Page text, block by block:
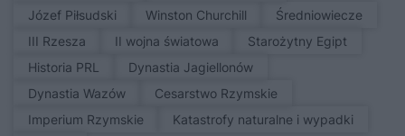
Józef Piłsudski
Winston Churchill
średniowiecze
III Rzesza
II wojna światowa
Starożytny Egipt
Historia PRL
Dynastia Jagiellonów
Dynastia Wazów
Cesarstwo Rzymskie
Imperium Rzymskie
Katastrofy naturalne i wypadki